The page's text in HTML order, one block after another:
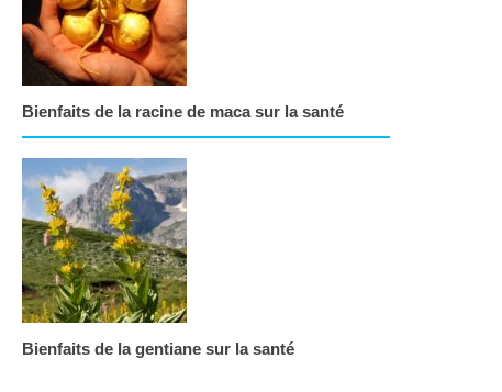
Bienfaits de la racine de maca sur la santé
Bienfaits de la gentiane sur la santé